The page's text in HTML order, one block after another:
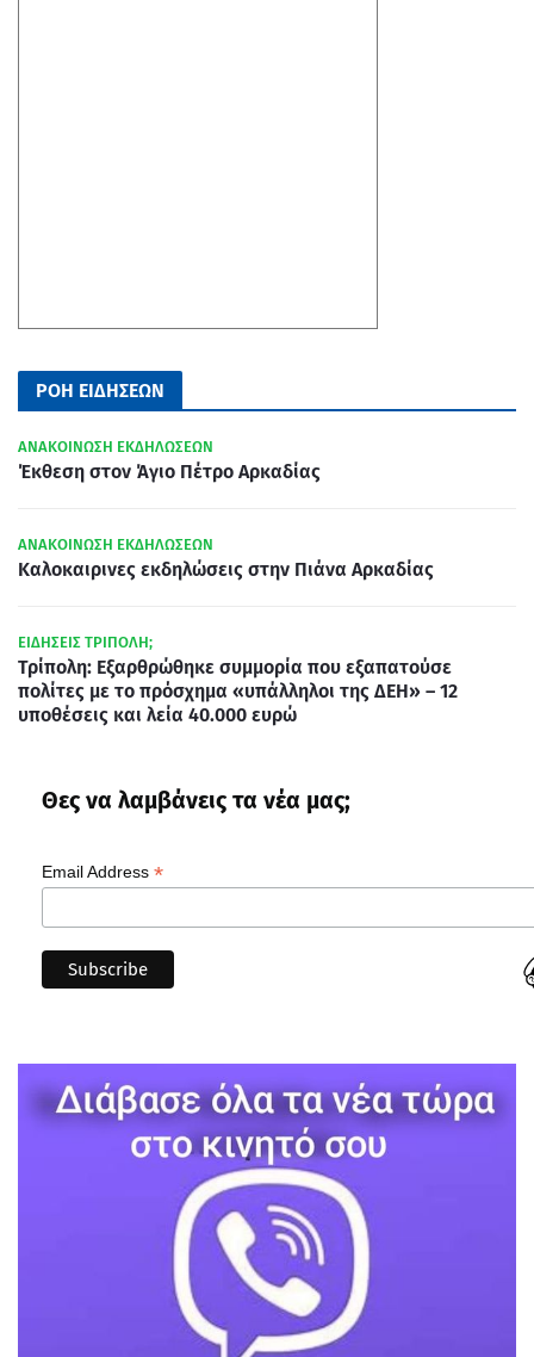
ΡΟΗ ΕΙΔΗΣΕΩΝ
ΑΝΑΚΟΙΝΩΣΗ ΕΚΔΗΛΩΣΕΩΝ
Έκθεση στον Άγιο Πέτρο Αρκαδίας
ΑΝΑΚΟΙΝΩΣΗ ΕΚΔΗΛΩΣΕΩΝ
Καλοκαιρινες εκδηλώσεις στην Πιάνα Αρκαδίας
ΕΙΔΗΣΕΙΣ ΤΡΙΠΟΛΗ;
Τρίπολη: Εξαρθρώθηκε συμμορία που εξαπατούσε
πολίτες με το πρόσχημα «υπάλληλοι της ΔΕΗ» – 12
υποθέσεις και λεία 40.000 ευρώ
Θες να λαμβάνεις τα νέα μας;
Email Address *